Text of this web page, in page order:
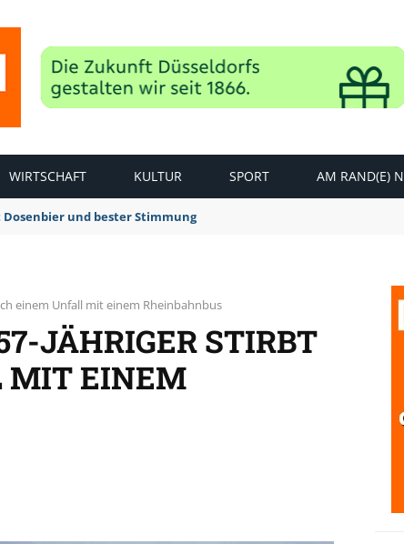
WIRTSCHAFT KULTUR SPORT AM RAND(E)
und bester Stimmung
einem Unfall mit einem Rheinbahnbus
JÄHRIGER STIRBT
MIT EINEM